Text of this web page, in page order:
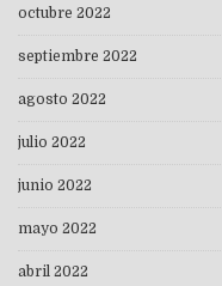
octubre 2022
septiembre 2022
agosto 2022
julio 2022
junio 2022
mayo 2022
abril 2022